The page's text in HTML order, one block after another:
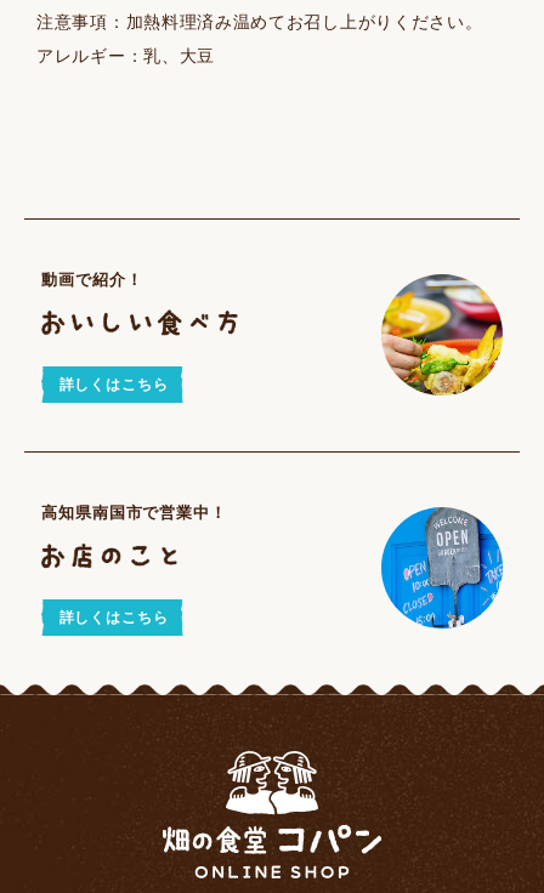
注意事項：加熱料理済み温めてお召し上がりください。
アレルギー：乳、大豆
動画で紹介！
詳しくはこちら
高知県南国市で営業中！
詳しくはこちら